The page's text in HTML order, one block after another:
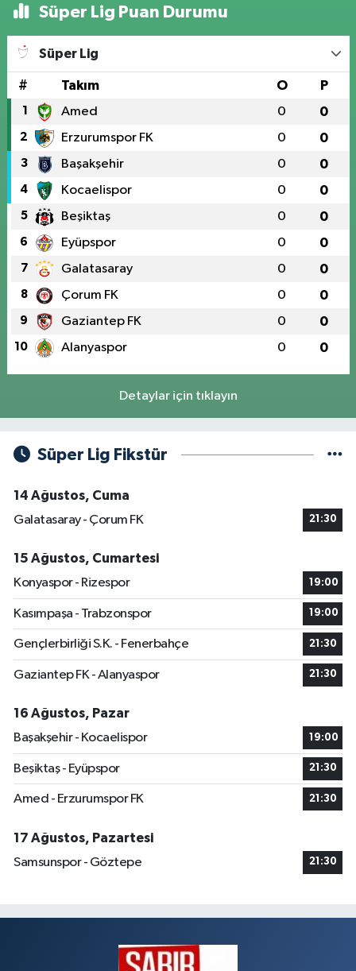
Süper Lig Puan Durumu
Süper Lig
# Takım O P
1 Amed 0 0
2 Erzurumspor FK 0 0
3 Başakşehir 0 0
4 Kocaelispor 0 0
5 Beşiktaş 0 0
6 Eyüpspor 0 0
7 Galatasaray 0 0
8 Çorum FK 0 0
9 Gaziantep FK 0 0
10 Alanyaspor 0 0
Detaylar için tıklayın
Süper Lig Fikstür
14 Ağustos, Cuma
Galatasaray - Çorum FK
21:30
15 Ağustos, Cumartesi
Konyaspor - Rizespor
19:00
Kasımpaşa - Trabzonspor 19:00
Gençlerbirliği S.K. - Fenerbahçe 21:30
Gaziantep FK - Alanyaspor 21:30
16 Ağustos, Pazar
Başakşehir - Kocaelispor
19:00
Beşiktaş - Eyüpspor 21:30
Amed - Erzurumspor FK 21:30
17 Ağustos, Pazartesi
Samsunspor - Göztepe
21:30